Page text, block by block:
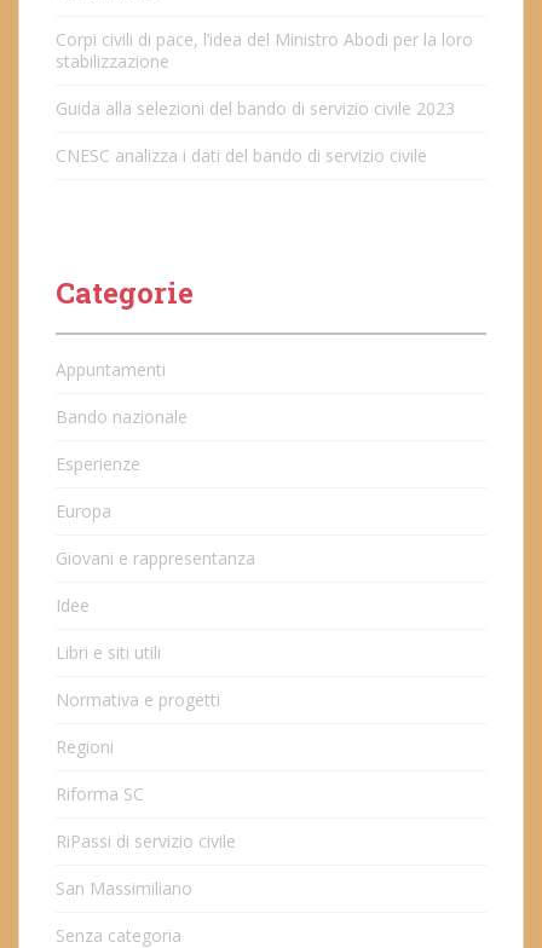
Corpi civili di pace, l’idea del Ministro Abodi per la loro
stabilizzazione
Guida alla selezioni del bando di servizio civile 2023
CNESC analizza i dati del bando di servizio civile
Categorie
Appuntamenti
Bando nazionale
Esperienze
Europa
Giovani e rappresentanza
Idee
Libri e siti utili
Normativa e progetti
Regioni
Riforma SC
RiPassi di servizio civile
San Massimiliano
Senza categoria